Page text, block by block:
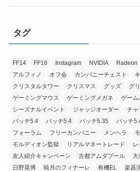
タグ
FF14 FF16 Instagram NVIDIA Radeon
アルフィノ
オフ会 カンパニーチェスト
クリスタルタワー
クリスマス グッズ
グ
ゲーミングマウス
ゲーミングメガネ ゲーム
シーズナルイベント
ジャッジオーダー チャ
パッチ5.4
パッチ5.4 パッチ5.35 パッチ
フォーラム
フリーカンパニー メンヘラ
モルディオン監獄
リアルマネートレード
レ
友人紹介キャンペーン
古都アムダプール
大
日野晃博
暁月のフィナーレ 有機EL 楽器